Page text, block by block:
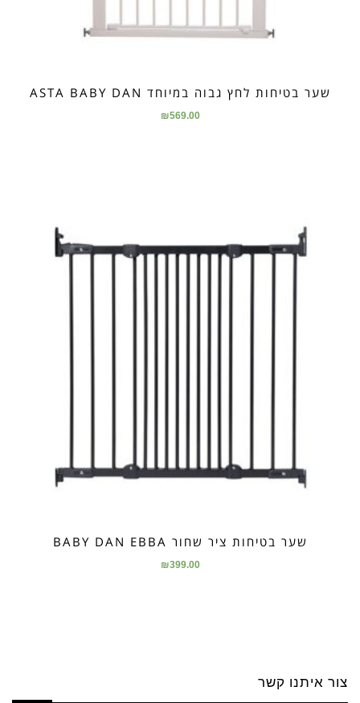
שער בטיחות לחץ גבוה במיוחד ASTA BABY DAN
₪569.00
שער בטיחות ציר שחור BABY DAN EBBA
₪399.00
צור איתנו קשר